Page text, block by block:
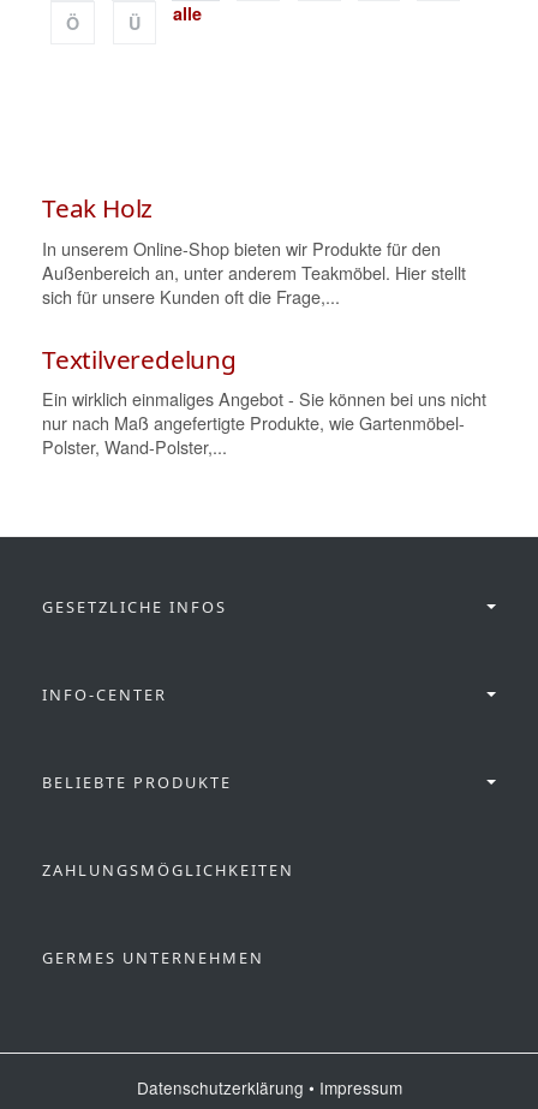
Ö
Ü alle
Teak Holz
In unserem Online-Shop bieten wir Produkte für den
Außenbereich an, unter anderem Teakmöbel. Hier stellt
sich für unsere Kunden oft die Frage,...
Textilveredelung
Ein wirklich einmaliges Angebot - Sie können bei uns nicht
nur nach Maß angefertigte Produkte, wie Gartenmöbel-
Polster, Wand-Polster,...
GESETZLICHE INFOS
INFO-CENTER
BELIEBTE PRODUKTE
ZAHLUNGSMÖGLICHKEITEN
GERMES UNTERNEHMEN
Datenschutzerklärung • Impressum